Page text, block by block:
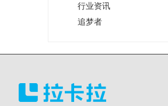
行业资讯
追梦者